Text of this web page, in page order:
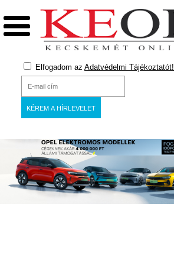
Elfogadom az Adatvédelmi Tájékoztatót!